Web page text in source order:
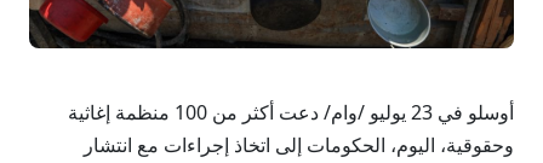
أوسلو في 23 يوليو /وام/ دعت أكثر من 100 منظمة إغاثية
وحقوقية، اليوم، الحكومات إلى اتخاذ إجراءات مع انتشار